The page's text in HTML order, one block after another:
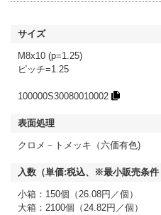
M8x10 (p=1.25)
ピッチ=1.25
100000S30080010002
クロメ－トメッキ（六価有色)
小箱：150個（26.08円／個）
大箱：2100個（24.82円／個）